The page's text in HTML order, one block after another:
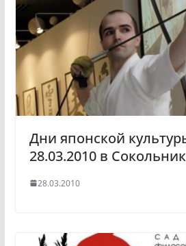
Дни японской
28.03.2010 в
28.03.2010